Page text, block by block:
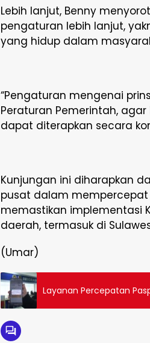
Lebih lanjut, Benny
pengaturan lebih lanjut,
yang hidup dalam
“Pengaturan mengenai
Peraturan Pemerintah,
dapat diterapkan secara
Kunjungan ini diharapkan
pusat dalam mempercepat
memastikan implementasi
daerah, termasuk di
(Umar)
Layanan Percepatan